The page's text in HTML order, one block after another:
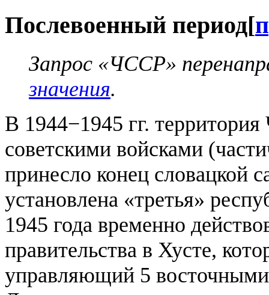
Послевоенный период[
Запрос «ЧССР»
значения.
В 1944−1945 гг.
советскими войсками
принесло конец словацкой
установлена ​​«третья»
1945 года временно
правительства в Хусте,
управляющий 5 восточными